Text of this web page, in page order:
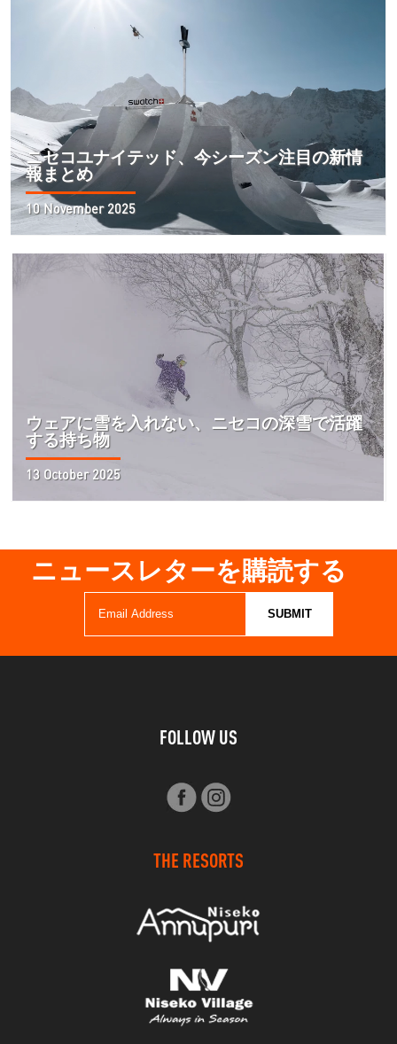
ニセコユナイテッド、今シーズン注目の新情
報まとめ
10 November 2025
ウェアに雪を入れない、ニセコの深雪で活躍
する持ち物
13 October 2025
ニュースレターを購読する
FOLLOW US
THE RESORTS